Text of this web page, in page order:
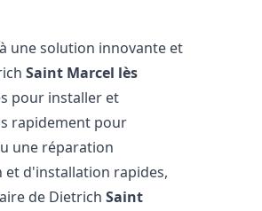
une solution innovante et
Saint Marcel lès
pour installer et
rapidement pour
une réparation
et d'installation rapides,
de DietrichSaint